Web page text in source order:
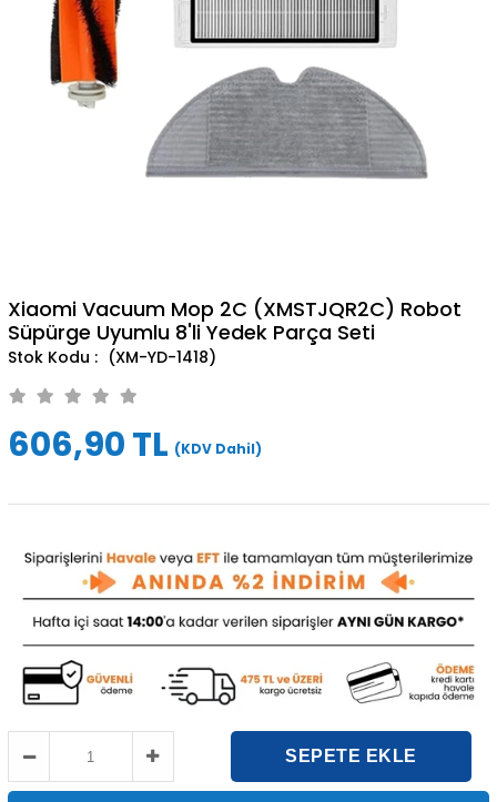
Xiaomi Vacuum Mop 2C (XMSTJQR2C) Robot
Süpürge Uyumlu 8'li Yedek Parça Seti
(XM-YD-1418)
606,90 TL (KDV Dahil)